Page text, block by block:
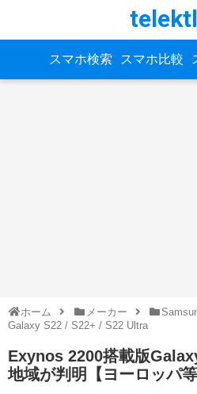
スマホ検索 スマホ比較
ホーム メーカー
Galaxy S22 / S22+ / S22 Ultra
Exynos 2200搭載版
地域が判明【ヨーロッパ等